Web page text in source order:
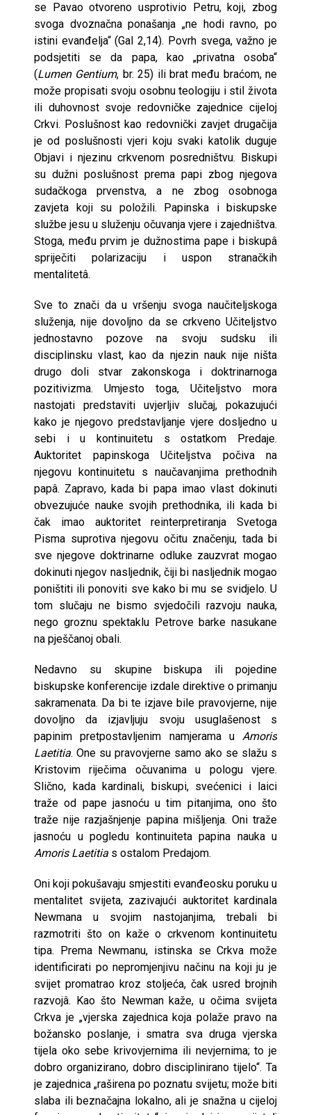
se Pavao otvoreno usprotivio Petru, koji, zbog
svoga dvoznačna ponašanja „ne hodi ravno, po
istini evanđelja“ (Gal 2,14). Povrh svega, važno je
podsjetiti se da papa, kao „privatna osoba“
(Lumen Gentium, br. 25) ili brat među braćom, ne
može propisati svoju osobnu teologiju i stil života
ili duhovnost svoje redovničke zajednice cijeloj
Crkvi. Poslušnost kao redovnički zavjet drugačija
je od poslušnosti vjeri koju svaki katolik duguje
Objavi i njezinu crkvenom posredništvu. Biskupi
su dužni poslušnost prema papi zbog njegova
sudačkoga prvenstva, a ne zbog osobnoga
zavjeta koji su položili. Papinska i biskupske
službe jesu u služenju očuvanja vjere i zajedništva.
Stoga, među prvim je dužnostima pape i biskupâ
spriječiti polarizaciju i uspon stranačkih
mentalitetâ.
Sve to znači da u vršenju svoga naučiteljskoga
služenja, nije dovoljno da se crkveno Učiteljstvo
jednostavno pozove na svoju sudsku ili
disciplinsku vlast, kao da njezin nauk nije ništa
drugo doli stvar zakonskoga i doktrinarnoga
pozitivizma. Umjesto toga, Učiteljstvo mora
nastojati predstaviti uvjerljiv slučaj, pokazujući
kako je njegovo predstavljanje vjere dosljedno u
sebi i u kontinuitetu s ostatkom Predaje.
Auktoritet papinskoga Učiteljstva počiva na
njegovu kontinuitetu s naučavanjima prethodnih
papâ. Zapravo, kada bi papa imao vlast dokinuti
obvezujuće nauke svojih prethodnika, ili kada bi
čak imao auktoritet reinterpretiranja Svetoga
Pisma suprotiva njegovu očitu značenju, tada bi
sve njegove doktrinarne odluke zauzvrat mogao
dokinuti njegov nasljednik, čiji bi nasljednik mogao
poništiti ili ponoviti sve kako bi mu se svidjelo. U
tom slučaju ne bismo svjedočili razvoju nauka,
nego groznu spektaklu Petrove barke nasukane
na pješčanoj obali.
Nedavno su skupine biskupa ili pojedine
biskupske konferencije izdale direktive o primanju
sakramenata. Da bi te izjave bile pravovjerne, nije
dovoljno da izjavljuju svoju usuglašenost s
papinim pretpostavljenim namjerama u Amoris
Laetitia. One su pravovjerne samo ako se slažu s
Kristovim riječima očuvanima u pologu vjere.
Slično, kada kardinali, biskupi, svećenici i laici
traže od pape jasnoću u tim pitanjima, ono što
traže nije razjašnjenje papina mišljenja. Oni traže
jasnoću u pogledu kontinuiteta papina nauka u
Amoris Laetitia s ostalom Predajom.
Oni koji pokušavaju smjestiti evanđeosku poruku u
mentalitet svijeta, zazivajući auktoritet kardinala
Newmana u svojim nastojanjima, trebali bi
razmotriti što on kaže o crkvenom kontinuitetu
tipa. Prema Newmanu, istinska se Crkva može
identificirati po nepromjenjivu načinu na koji ju je
svijet promatrao kroz stoljeća, čak usred brojnih
razvojâ. Kao što Newman kaže, u očima svijeta
Crkva je „vjerska zajednica koja polaže pravo na
božansko poslanje, i smatra sva druga vjerska
tijela oko sebe krivovjernima ili nevjernima; to je
dobro organizirano, dobro disciplinirano tijelo“. Ta
je zajednica „raširena po poznatu svijetu; može biti
slaba ili beznačajna lokalno, ali je snažna u cijeloj